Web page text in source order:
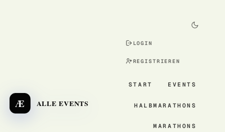
Æ ALLE EVENTS
LOGIN
REGISTRIEREN
START EVENTS
HALBMARATHONS
MARATHONS